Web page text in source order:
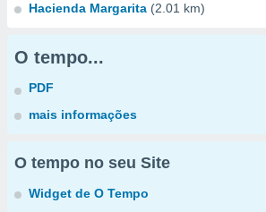
Hacienda Margarita (2.01 km)
O tempo...
PDF
mais informações
O tempo no seu Site
Widget de O Tempo